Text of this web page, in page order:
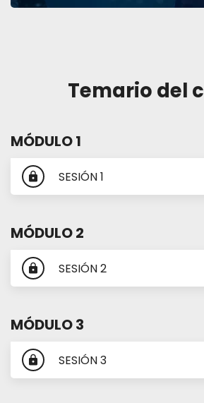
Fundamento y manejo clínico
Temario del
MÓDULO 1
lock SESIÓN 1
MÓDULO 2
lock SESIÓN 2
MÓDULO 3
lock SESIÓN 3